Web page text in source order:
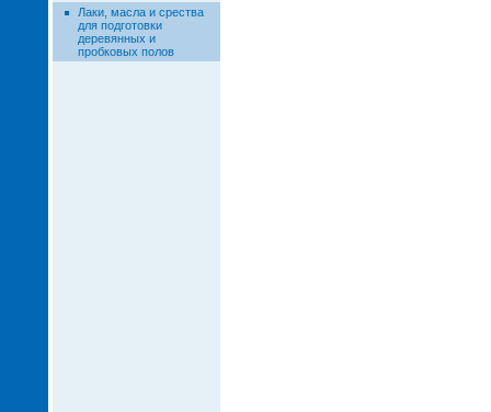
Лаки, масла и срества
для подготовки
деревянных и
пробковых полов